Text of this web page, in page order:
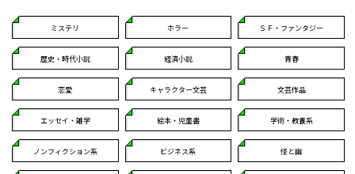
ミステリ ホラー ＳＦ・ファンタジー
歴史・時代小説 経済小説 青春
恋愛 キャラクター文芸 文芸作品
エッセイ・雑学 絵本・児童書 学術・教養系
ノンフィクション系 ビジネス系 怪と幽